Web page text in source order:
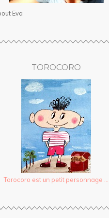
Eva
TOROCORO
Torocoro est un petit personnage ...